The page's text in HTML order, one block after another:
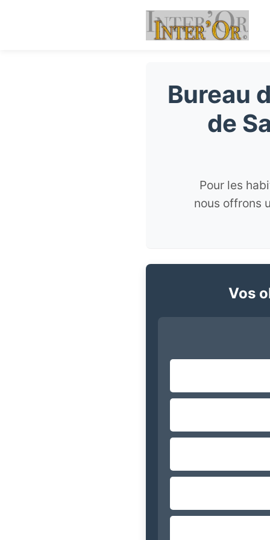
Bureau
de
Pour les
nous offrons
Vos